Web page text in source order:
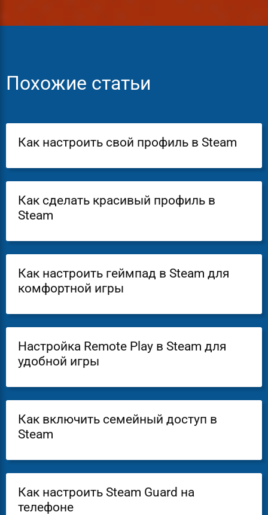
Похожие статьи
Как настроить свой профиль в Steam
Как сделать красивый профиль в
Steam
Как настроить геймпад в Steam для
комфортной игры
Настройка Remote Play в Steam для
удобной игры
Как включить семейный доступ в
Steam
Как настроить Steam Guard на
телефоне